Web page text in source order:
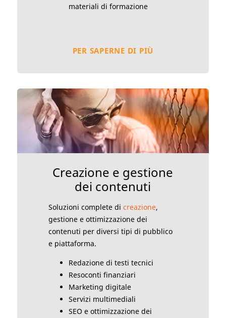
materiali di formazione
PER SAPERNE DI PIÙ
Creazione e gestione
dei contenuti
Soluzioni complete di creazione,
gestione e ottimizzazione dei
contenuti per diversi tipi di pubblico
e piattaforma.
Redazione di testi tecnici
Resoconti finanziari
Marketing digitale
Servizi multimediali
SEO e ottimizzazione dei